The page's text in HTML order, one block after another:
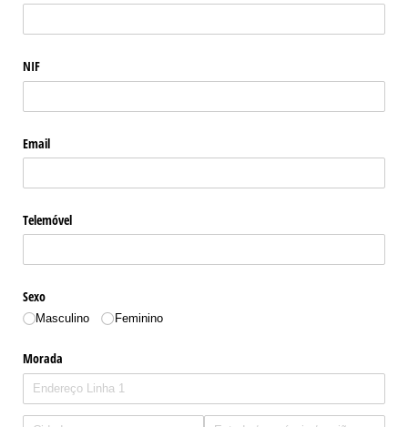
NIF
Email
Telemóvel
Sexo
Masculino Feminino
Morada